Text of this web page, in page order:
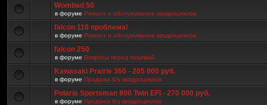
Wombad 50
в форуме Ремонт и обслуживание квадроциклов
falcon 110 проблема!
в форуме Ремонт и обслуживание квадроциклов
falcon 250
в форуме Вопросы перед покупкой
Kawasaki Prairie 360 - 205 000 руб.
в форуме Продажа б/у квадроциклов
Polaris Sportsman 800 Twin EFI - 270 000 руб.
в форуме Продажа б/у квадроциклов